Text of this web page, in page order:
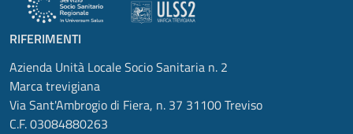
RIFERIMENTI
Azienda Unità Locale Socio Sanitaria n. 2
Marca trevigiana
Via Sant'Ambrogio di Fiera, n. 37 31100 Treviso
C.F. 03084880263